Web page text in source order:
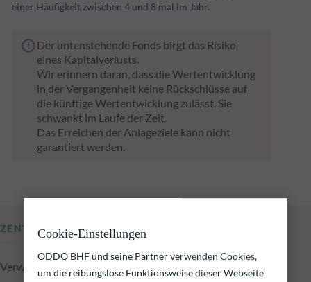
einer Häufigkeit zwischen 4 und 8 mal im Jahr.
Der untenstehende Fonds birgt das Risiko
eines Kapitalverlusts.
Wir erinnern daran, dass die Wertentwicklung
in der Vergangenheit keine Rückschlüsse auf
die künftige Wertentwicklung zulässt. Sie
schwankt im Laufe der Zeit.
Das Erreichen der Anlageziele kann nicht
garantiert werden.
ZENTRALE KENNZAHLEN
Verwaltetes Fondsvolumen zum 05.08.2026
Cookie-Einstellungen
ODDO BHF und seine Partner verwenden Cookies,
um die reibungslose Funktionsweise dieser Webseite